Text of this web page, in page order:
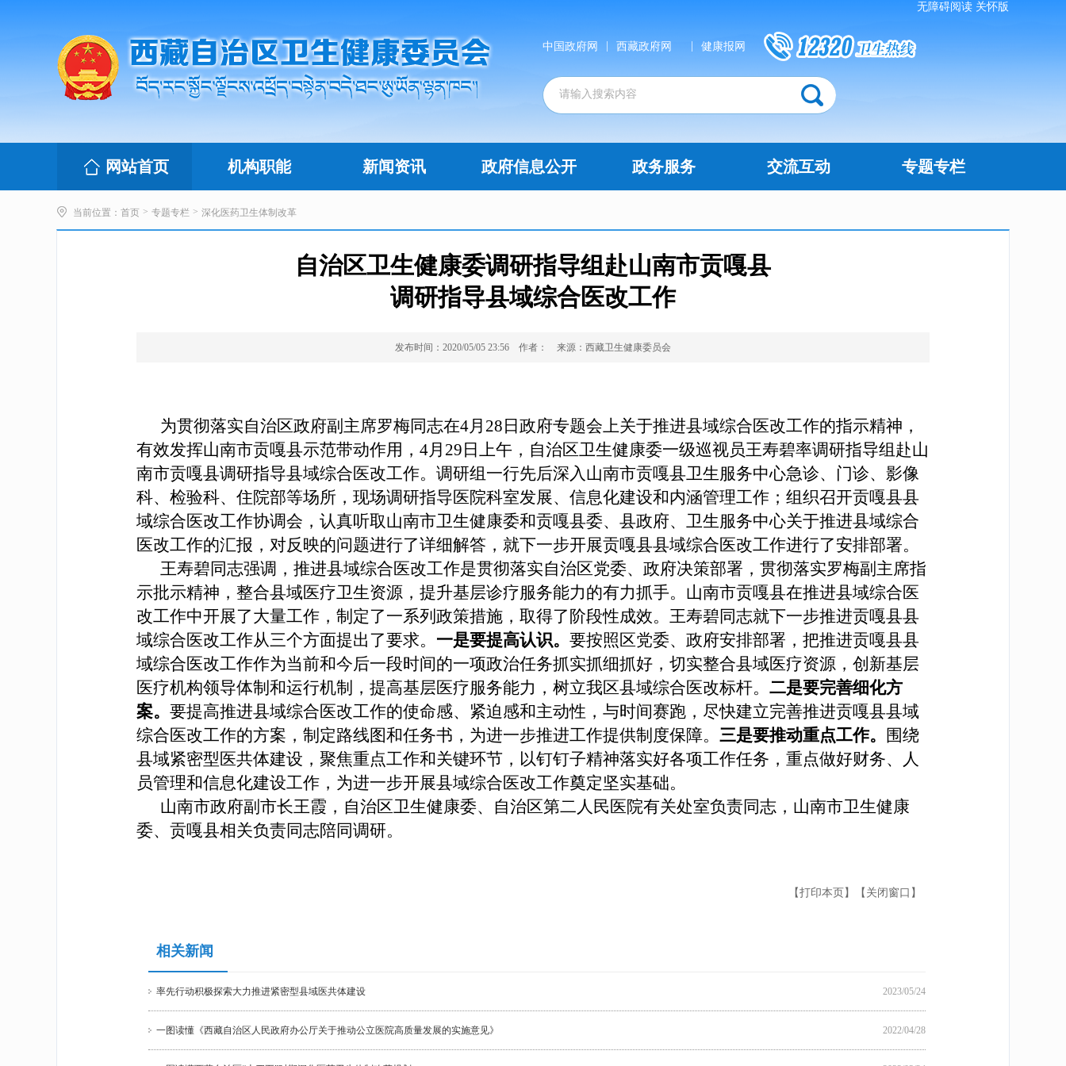
无障碍阅读 关怀版
中国政府网 西藏政府网 健康报网
网站首页 机构职能 新闻资讯 政府信息公开 政务服务 交流互动 专题专栏
当前位置： 首页 > 专题专栏 > 深化医药卫生体制改革
自治区卫生健康委调研指导组赴山南市贡嘎县
调研指导县域综合医改工作
发布时间：2020/05/05 23:56 作者： 来源：西藏卫生健康委员会
为贯彻落实自治区政府副主席罗梅同志在4月28日政府专题会上关于推进县域综合医改工作的指示精神，
有效发挥山南市贡嘎县示范带动作用，4月 29日上午，自治区卫生健康委一级巡视员王寿碧率调研指导组赴山
南市贡嘎县调研指导县域综合医改工作。调研组一行先后深入山南市贡嘎县卫生服务中心急诊、门诊、影像
科、检验科、住院部等场所，现场调研指导医院科室发展、信息化建设和内涵管理工作；组织召开贡嘎县县
域综合医改工作协调会，认真听取山南市卫生健康委和贡嘎县委、县政府、卫生服务中心关于推进县域综合
医改工作的汇报，对反映的问题进行了详细解答，就下一步开展贡嘎县县域综合医改工作进行了安排部署。
王寿碧同志强调，推进县域综合医改工作是贯彻落实自治区党委、政府决策部署，贯彻落实罗梅副主席指
示批示精神，整合县域医疗卫生资源，提升基层诊疗服务能力的有力抓手。山南市贡嘎县在推进县域综合医
改工作中开展了大量工作，制定了一系列政策措施，取得了阶段性成效。王寿碧同志就下一步推进贡嘎县县
域综合医改工作从三个方面提出了要求。 一是要提高认识。 要按照区党委、政府安排部署，把推进贡嘎县县
域综合医改工作作为当前和今后一段时间的一项政治任务抓实抓细抓好，切实整合县域医疗资源，创新基层
医疗机构领导体制和运行机制，提高基层医疗服务能力，树立我区县域综合医改标杆。 二是要完善细化方
案。 要提高推进县域综合医改工作的使命感、紧迫感和主动性，与时间赛跑，尽快建立完善推进贡嘎县县域
综合医改工作的方案，制定路线图和任务书，为进一步推进工作提供制度保障。 三是要推动重点工作。
围绕
县域紧密型医共体建设，聚焦重点工作和关键环节，以钉钉子精神落实好各项工作任务，重点做好财务、人
员管理和信息化建设工作，为进一步开展县域综合医改工作奠定坚实基础。
山南市政府副市长王霞，自治区卫生健康委、自治区第二人民医院有关处室负责同志，山南市卫生健康
委、贡嘎县相关负责同志陪同调研。
【关闭窗口】
【打印本页】
相关新闻
率先行动积极探索大力推进紧密型县域医共体建设 2023/05/24
一图读懂《西藏自治区人民政府办公厅关于推动公立医院高质量发展的实施意见》 2022/04/28